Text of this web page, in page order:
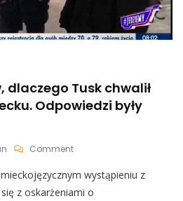
dlaczego Tusk chwalił
Odpowiedzi były
CommentOn
Polaków,
Dlaczego
wystąpieniu z
z oskarżeniami o